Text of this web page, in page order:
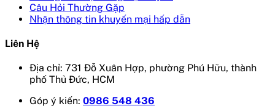
Câu Hỏi Thường Gặp
Nhận thông tin khuyến mại hấp dẫn
Liên Hệ
Địa chỉ: 731 Đỗ Xuân Hợp, phường Phú Hữu, thành
phố Thủ Đức, HCM
Góp ý kiến: 0986 548 436